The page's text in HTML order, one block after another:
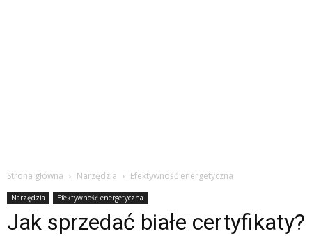
Strona główna Narzędzia Efektywność energetyczna
Narzędzia Efektywność energetyczna
Jak sprzedać białe certyfikaty?